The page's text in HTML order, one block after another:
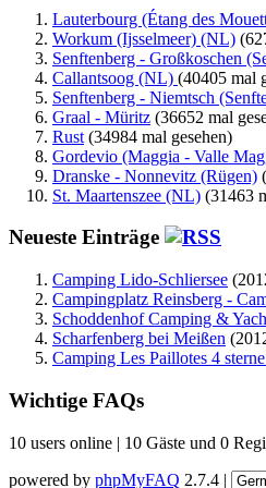
Lauterbourg (Étang des
Workum (Ijsselmeer) (NL)
Senftenberg - Großkoschen
Callantsoog (NL) (40405 mal
Senftenberg - Niemtsch
Graal - Müritz (36652 mal
Rust (34984 mal gesehen)
Gordevio (Maggia - Valle
Dranske - Nonnevitz (Rügen)
St. Maartenszee (NL) (31463
Neueste Einträge
Camping Lido-Schliersee
Campingplatz Reinsberg -
Schoddenhof Camping &
Scharfenberg bei Meißen
Camping Les Paillotes 4
Wichtige FAQs
10 users online | 10 Gäste und 0
powered by phpMyFAQ 2.7.4 |